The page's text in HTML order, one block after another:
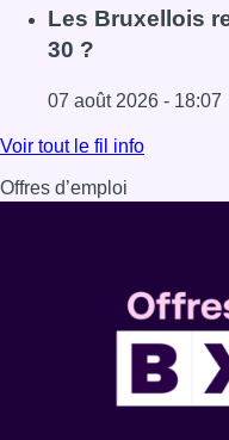
Lire l'article Foire du
Les Bruxellois
30 ?
07 août 2026 - 18:07
Lire l'article Les
Voir tout le fil info
Offres d’emploi